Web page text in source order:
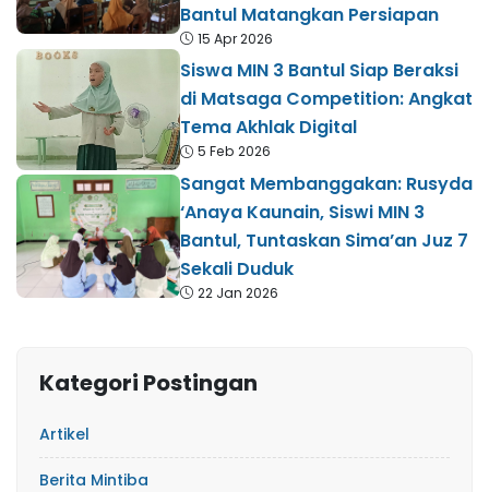
Bantul Matangkan Persiapan
15 Apr 2026
Siswa MIN 3 Bantul Siap Beraksi
di Matsaga Competition: Angkat
Tema Akhlak Digital
5 Feb 2026
Sangat Membanggakan: Rusyda
‘Anaya Kaunain, Siswi MIN 3
Bantul, Tuntaskan Sima’an Juz 7
Sekali Duduk
22 Jan 2026
Kategori Postingan
Artikel
Berita Mintiba